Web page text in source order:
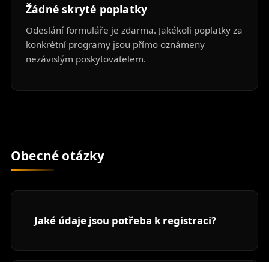
Žádné skryté poplatky
Odeslání formuláře je zdarma. Jakékoli poplatky za
konkrétní programy jsou přímo oznámeny
nezávislým poskytovatelem.
Obecné otázky
Jaké údaje jsou potřeba k registraci?